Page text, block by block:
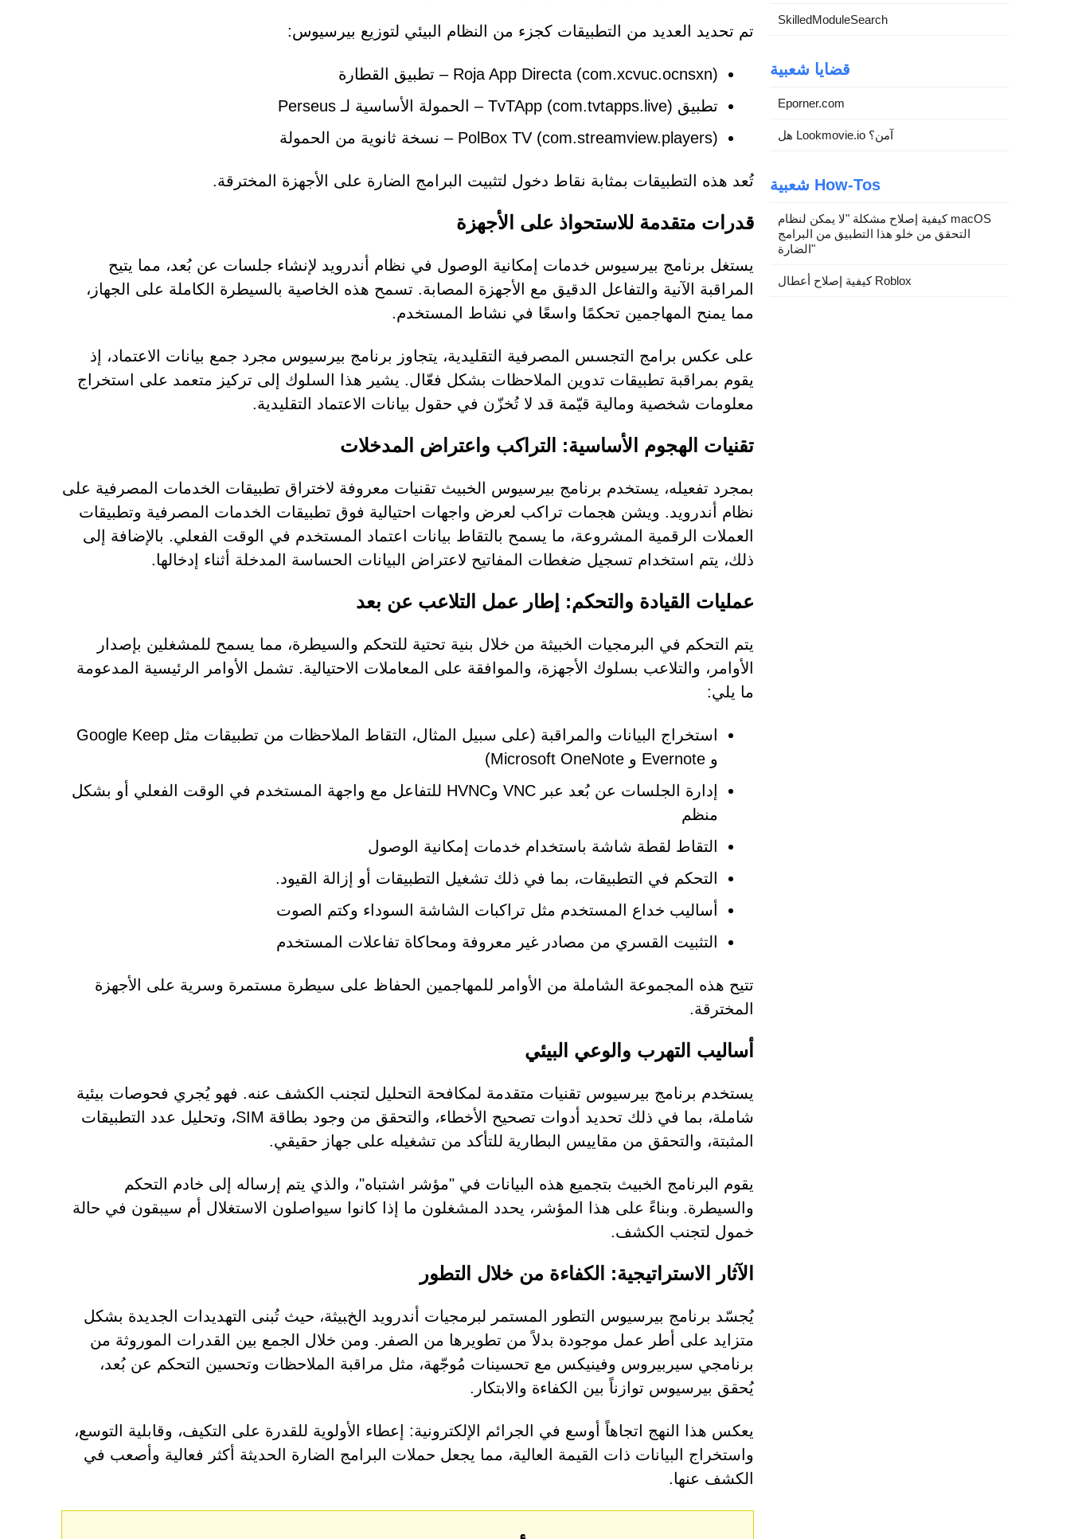
تم تحديد العديد من التطبيقات كجزء من النظام البيئي لتوزيع بيرسيوس:
Roja App Directa (com.xcvuc.ocnsxn) – تطبيق القطارة
تطبيق TvTApp (com.tvtapps.live) – الحمولة الأساسية لـ Perseus
PolBox TV (com.streamview.players) – نسخة ثانوية من الحمولة
تُعد هذه التطبيقات بمثابة نقاط دخول لتثبيت البرامج الضارة على الأجهزة المخترقة.
قدرات متقدمة للاستحواذ على الأجهزة
يستغل برنامج بيرسيوس خدمات إمكانية الوصول في نظام أندرويد لإنشاء جلسات عن بُعد، مما يتيح
المراقبة الآنية والتفاعل الدقيق مع الأجهزة المصابة. تسمح هذه الخاصية بالسيطرة الكاملة على الجهاز،
مما يمنح المهاجمين تحكمًا واسعًا في نشاط المستخدم.
على عكس برامج التجسس المصرفية التقليدية، يتجاوز برنامج بيرسيوس مجرد جمع بيانات الاعتماد، إذ
يقوم بمراقبة تطبيقات تدوين الملاحظات بشكل فعّال. يشير هذا السلوك إلى تركيز متعمد على استخراج
معلومات شخصية ومالية قيّمة قد لا تُخزّن في حقول بيانات الاعتماد التقليدية.
تقنيات الهجوم الأساسية: التراكب واعتراض المدخلات
بمجرد تفعيله، يستخدم برنامج بيرسيوس الخبيث تقنيات معروفة لاختراق تطبيقات الخدمات المصرفية على
نظام أندرويد. ويشن هجمات تراكب لعرض واجهات احتيالية فوق تطبيقات الخدمات المصرفية وتطبيقات
العملات الرقمية المشروعة، ما يسمح بالتقاط بيانات اعتماد المستخدم في الوقت الفعلي. بالإضافة إلى
ذلك، يتم استخدام تسجيل ضغطات المفاتيح لاعتراض البيانات الحساسة المدخلة أثناء إدخالها.
عمليات القيادة والتحكم: إطار عمل التلاعب عن بعد
يتم التحكم في البرمجيات الخبيثة من خلال بنية تحتية للتحكم والسيطرة، مما يسمح للمشغلين بإصدار
الأوامر، والتلاعب بسلوك الأجهزة، والموافقة على المعاملات الاحتيالية. تشمل الأوامر الرئيسية المدعومة
ما يلي:
استخراج البيانات والمراقبة (على سبيل المثال، التقاط الملاحظات من تطبيقات مثل Google Keep
و Evernote و Microsoft OneNote)
إدارة الجلسات عن بُعد عبر VNC وHVNC للتفاعل مع واجهة المستخدم في الوقت الفعلي أو بشكل
منظم
التقاط لقطة شاشة باستخدام خدمات إمكانية الوصول
التحكم في التطبيقات، بما في ذلك تشغيل التطبيقات أو إزالة القيود.
أساليب خداع المستخدم مثل تراكبات الشاشة السوداء وكتم الصوت
التثبيت القسري من مصادر غير معروفة ومحاكاة تفاعلات المستخدم
تتيح هذه المجموعة الشاملة من الأوامر للمهاجمين الحفاظ على سيطرة مستمرة وسرية على الأجهزة
المخترقة.
أساليب التهرب والوعي البيئي
يستخدم برنامج بيرسيوس تقنيات متقدمة لمكافحة التحليل لتجنب الكشف عنه. فهو يُجري فحوصات بيئية
شاملة، بما في ذلك تحديد أدوات تصحيح الأخطاء، والتحقق من وجود بطاقة SIM، وتحليل عدد التطبيقات
المثبتة، والتحقق من مقاييس البطارية للتأكد من تشغيله على جهاز حقيقي.
يقوم البرنامج الخبيث بتجميع هذه البيانات في "مؤشر اشتباه"، والذي يتم إرساله إلى خادم التحكم
والسيطرة. وبناءً على هذا المؤشر، يحدد المشغلون ما إذا كانوا سيواصلون الاستغلال أم سيبقون في حالة
خمول لتجنب الكشف.
الآثار الاستراتيجية: الكفاءة من خلال التطور
يُجسّد برنامج بيرسيوس التطور المستمر لبرمجيات أندرويد الخبيثة، حيث تُبنى التهديدات الجديدة بشكل
متزايد على أطر عمل موجودة بدلاً من تطويرها من الصفر. ومن خلال الجمع بين القدرات الموروثة من
برنامجي سيربيروس وفينيكس مع تحسينات مُوجّهة، مثل مراقبة الملاحظات وتحسين التحكم عن بُعد،
يُحقق بيرسيوس توازناً بين الكفاءة والابتكار.
يعكس هذا النهج اتجاهاً أوسع في الجرائم الإلكترونية: إعطاء الأولوية للقدرة على التكيف، وقابلية التوسع،
واستخراج البيانات ذات القيمة العالية، مما يجعل حملات البرامج الضارة الحديثة أكثر فعالية وأصعب في
الكشف عنها.
SkilledModuleSearch
قضايا شعبية
Eporner.com
هل Lookmovie.io آمن؟
شعبية How-Tos
كيفية إصلاح مشكلة "لا يمكن لنظام macOS
التحقق من خلو هذا التطبيق من البرامج
الضارة"
كيفية إصلاح أعطال Roblox